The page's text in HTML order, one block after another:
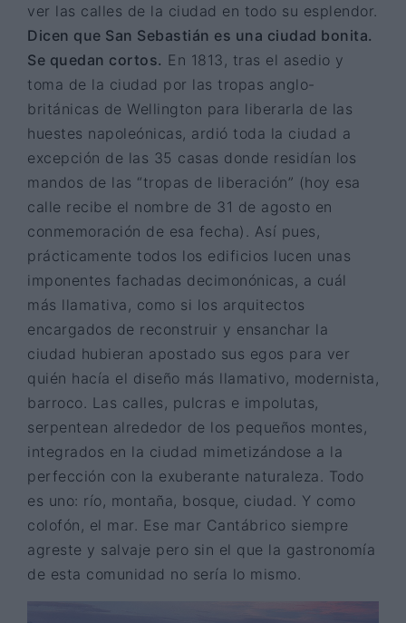
ver las calles de la ciudad en todo su esplendor.
Dicen que San Sebastián es una ciudad bonita.
Se quedan cortos. En 1813, tras el asedio y
toma de la ciudad por las tropas anglo-
británicas de Wellington para liberarla de las
huestes napoleónicas, ardió toda la ciudad a
excepción de las 35 casas donde residían los
mandos de las “tropas de liberación” (hoy esa
calle recibe el nombre de 31 de agosto en
conmemoración de esa fecha). Así pues,
prácticamente todos los edificios lucen unas
imponentes fachadas decimonónicas, a cuál
más llamativa, como si los arquitectos
encargados de reconstruir y ensanchar la
ciudad hubieran apostado sus egos para ver
quién hacía el diseño más llamativo, modernista,
barroco. Las calles, pulcras e impolutas,
serpentean alrededor de los pequeños montes,
integrados en la ciudad mimetizándose a la
perfección con la exuberante naturaleza. Todo
es uno: río, montaña, bosque, ciudad. Y como
colofón, el mar. Ese mar Cantábrico siempre
agreste y salvaje pero sin el que la gastronomía
de esta comunidad no sería lo mismo.